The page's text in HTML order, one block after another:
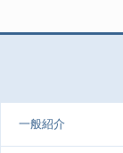
一般紹介